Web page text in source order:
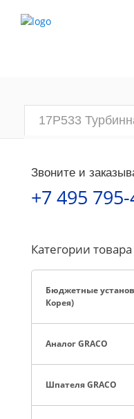
17P533
Звоните и
+7 495
Категории товара
Бюджетные
Корея)
Аналог GRACO
Шпателя GRACO